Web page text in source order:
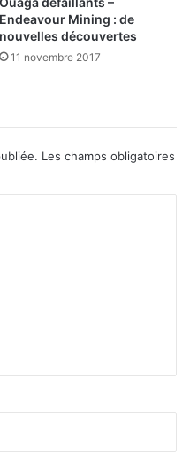
Endeavour Mining : de
nouvelles découvertes
11 novembre 2017
Les champs obligatoires